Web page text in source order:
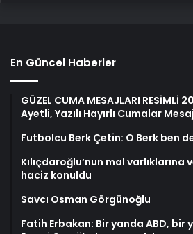
Kılıçdaroğlu’nun mal varlıklarına
haciz konuldu
Savcı Osman Görgünoğlu
Fatih Erbakan: Bir yanda ABD, bir
Emevi Camii’nde namaz kılıyoruz
Teknoloji Haberleri